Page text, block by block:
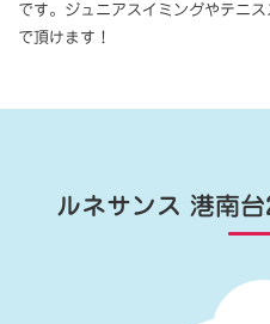
です。ジュニアスイミングやテニ
で頂けます！
ルネサンス 港南